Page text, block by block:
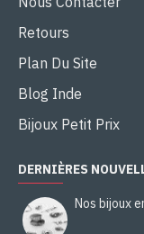
Retours
Plan Du Site
Blog Inde
Bijoux Petit Prix
DERNIÈRES
Nos bijoux